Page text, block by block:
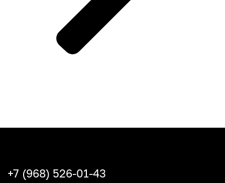
+7 (968) 526-01-43